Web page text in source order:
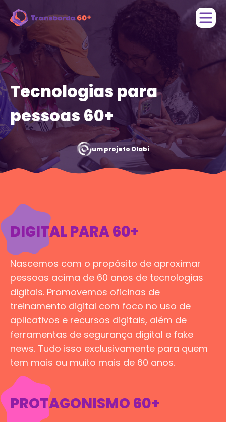
Tecnologias para
pessoas 60+
um projeto Olabi
DIGITAL PARA 60+
Nascemos com o propósito de aproximar
pessoas acima de 60 anos de tecnologias
digitais. Promovemos oficinas de
treinamento digital com foco no uso de
aplicativos e recursos digitais, além de
ferramentas de segurança digital e fake
news. Tudo isso exclusivamente para quem
tem mais ou muito mais de 60 anos.
PROTAGONISMO 60+